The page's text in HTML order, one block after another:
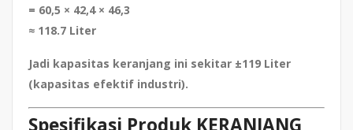
= 60,5 × 42,4 × 46,3
≈ 118.7 Liter
Jadi kapasitas keranjang ini sekitar ±119 Liter
(kapasitas efektif industri).
Spesifikasi Produk KERANJANG